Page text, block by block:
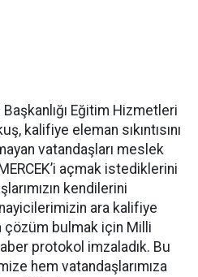
Eğitim Hizmetleri
kalifiye eleman sıkıntısını
vatandaşları meslek
açmak istediklerini
kendilerini
ara kalifiye
çözüm bulmak için Milli
protokol imzaladık. Bu
hem vatandaşlarımıza